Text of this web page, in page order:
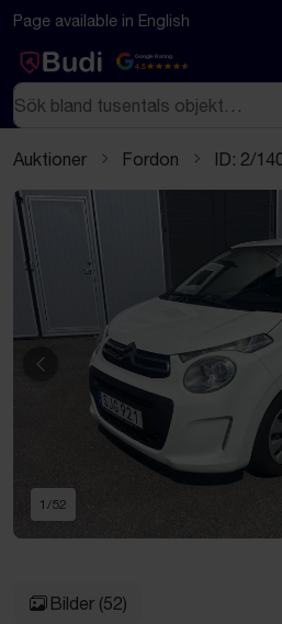
Hoppa till innehåll
Textbaserad (markdown) version av
Page available in English
Google Rating
4.5
Sök
Auktioner Fordon ID: 2/
Föregående
1 /52
Bilder (52)